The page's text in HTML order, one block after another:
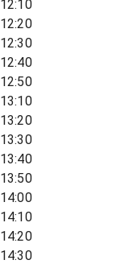
12:10
12:20
12:30
12:40
12:50
13:10
13:20
13:30
13:40
13:50
14:00
14:10
14:20
14:30